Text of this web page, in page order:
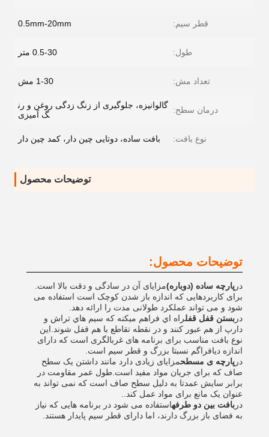
قطر سیم: 0.5mm-20mm
طول: 0.5-30 متر
تعداد مش: 1-30 مش
درمان سطح: گالوانیزه، جلوگیری از زنگ زدگی روغن و رن
گ آمیزی
نوع بافت: بافت ساده، دوتایی چین دار، کمد چین دار
توضیحات محصول
توضیحات محصول:
در پارچه ساده (دوباره)مزایای آن در سادگی و دقت بالا است.
برای کاربردهایی که اندازه باز شدن کوچک است استفاده می
شود و می تواند عملکرد طولانی مدت را ارائه دهد.
در بستن قفل قفلراه اي فراهم ميکنه که سيم هاي تراش و
دارپ از هم عبور کنند و در نقطه تقاطع با هم قفل شوند.این
نوع بافت مناسب برای برنامه های غربالگری است که دارای
اندازه دیافراگم نسبتا بزرگ و قطر سیم است.
در پارچه ی مسطحمزایای زیادی دارد مانند داشتن یک سطح
صاف که برای جریان مواد مفید است.طول عمر مقاومت در
برابر سایش عمدتا به دلیل سطح صاف است که نمی تواند به
عنوان یک مانع برای مواد عمل کند..
در بافت بين دو طرفهاستفاده می شود در برنامه هایی که نیاز
به فضای باز بزرگ دارند، اما دارای قطر سیم پایدار هستند.